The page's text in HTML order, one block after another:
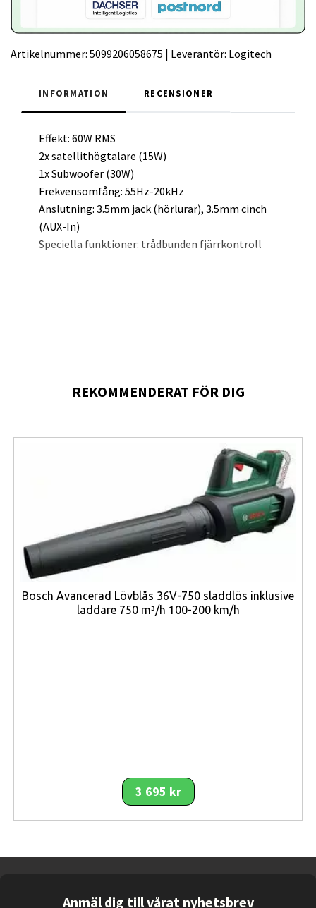
Artikelnummer: 5099206058675 | Leverantör: Logitech
INFORMATION RECENSIONER
Effekt: 60W RMS
2x satellithögtalare (15W)
1x Subwoofer (30W)
Frekvensomfång: 55Hz-20kHz
Anslutning: 3.5mm jack (hörlurar), 3.5mm cinch
(AUX-In)
Speciella funktioner: trådbunden fjärrkontroll
Bosch Avancerad Lövblås 36V-750 sladdlös inklusive
laddare 750 m³/h 100-200 km/h
3 695 kr
Anmäl dig till vårat nyhetsbrev